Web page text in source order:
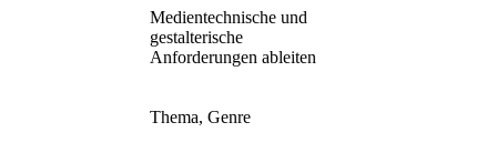
Medientechnische und
gestalterische
Anforderungen ableiten
Thema, Genre